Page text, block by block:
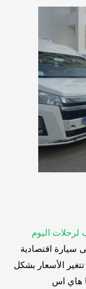
13 راكب لرحلات اليوم
على سيارة اقتصادية
أن تتغير الأسعار بشكل
هاي اس